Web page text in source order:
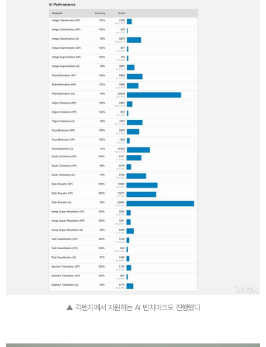
▲ 긱벤치에서 지원하는 AI 벤치마크도 진행했다